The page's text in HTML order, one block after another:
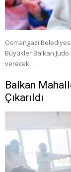
Osmangazi
Büyükler Balkan Judo
verecek. …
Balkan
Çıkarıldı